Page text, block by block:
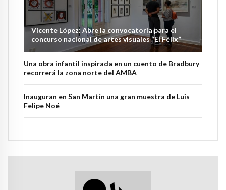
Vicente López: Abre la convocatoria para el
concurso nacional de artes visuales “El Félix”
Una obra infantil inspirada en un cuento de Bradbury
recorrerá la zona norte del AMBA
Inauguran en San Martín una gran muestra de Luis
Felipe Noé